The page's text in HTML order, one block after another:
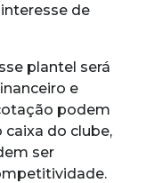
de
plantel será
e
podem
do clube,
ser